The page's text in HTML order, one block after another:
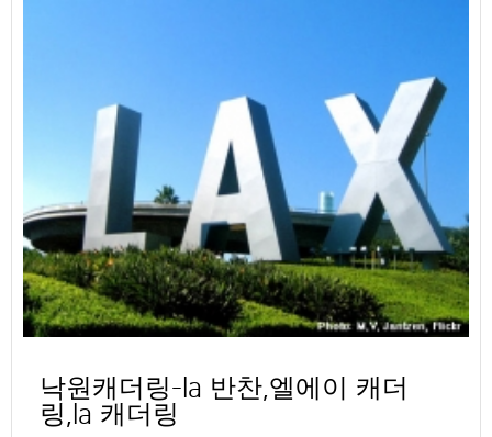
낙원캐더링-la 반찬,엘에이 캐더
링,la 캐더링